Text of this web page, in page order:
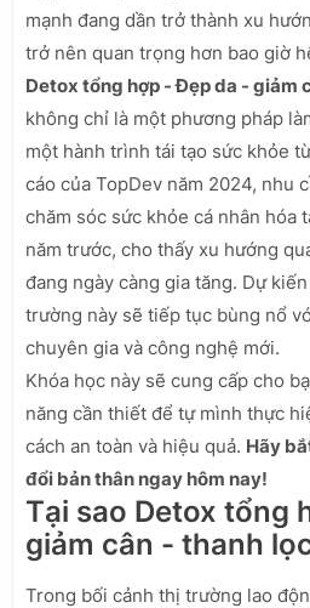
mạnh đang dần trở thành xu
trở nên quan trọng hơn bao giờ
Detox tổng hợp - Đẹp da - giảm
không chỉ là một phương pháp
một hành trình tái tạo sức khỏe
cáo của TopDev năm 2024, nhu
chăm sóc sức khỏe cá nhân hóa
năm trước, cho thấy xu hướng
đang ngày càng gia tăng. Dự
trường này sẽ tiếp tục bùng nổ
chuyên gia và công nghệ mới.
Khóa học này sẽ cung cấp cho
năng cần thiết để tự mình thực
cách an toàn và hiệu quả. Hãy
đổi bản thân ngay hôm nay!
Tại sao Detox tổng
giảm cân - thanh
Trong bối cảnh thị trường lao